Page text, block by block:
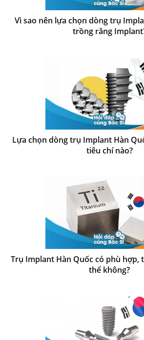
Vì sao nên lựa chọn dòng trụ
trồng răng
Lựa chọn dòng trụ Implant Hàn
tiêu chí nào?
Trụ Implant Hàn Quốc có phù hợp,
thể không?